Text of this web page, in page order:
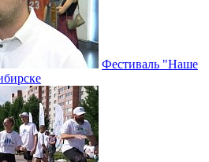
Фестиваль "Наше